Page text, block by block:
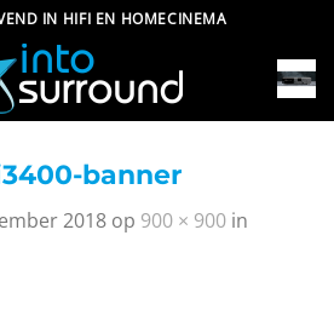
IN HIFI EN HOMECINEMA
banner
2018 op 900 × 900 in